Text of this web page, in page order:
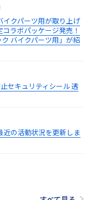
イクパーツ用が取り上げ
ラボパッケージ発売！
バイクパーツ用」が紹
セキュリティシール 透
近の活動状況を更新しま